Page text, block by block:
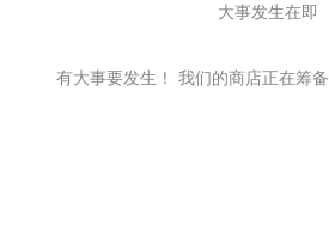
大事发生在即
有大事要发生！ 我们的商店正在筹